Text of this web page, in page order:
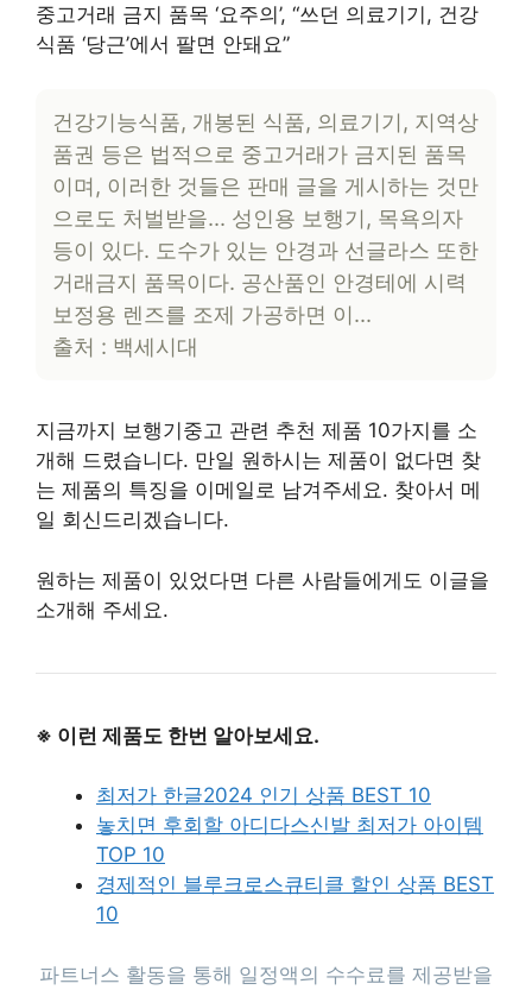
중고거래 금지 품목 ‘요주의’, “쓰던 의료기기, 건강
식품 ‘당근’에서 팔면 안돼요”
건강기능식품, 개봉된 식품, 의료기기, 지역상
품권 등은 법적으로 중고거래가 금지된 품목
이며, 이러한 것들은 판매 글을 게시하는 것만
으로도 처벌받을… 성인용 보행기, 목욕의자
등이 있다. 도수가 있는 안경과 선글라스 또한
거래금지 품목이다. 공산품인 안경테에 시력
보정용 렌즈를 조제 가공하면 이…
출처 : 백세시대
지금까지 보행기중고 관련 추천 제품 10가지를 소
개해 드렸습니다. 만일 원하시는 제품이 없다면 찾
는 제품의 특징을 이메일로 남겨주세요. 찾아서 메
일 회신드리겠습니다.
원하는 제품이 있었다면 다른 사람들에게도 이글을
소개해 주세요.
※ 이런 제품도 한번 알아보세요.
최저가 한글2024 인기 상품 BEST 10
놓치면 후회할 아디다스신발 최저가 아이템
TOP 10
경제적인 블루크로스큐티클 할인 상품 BEST
10
파트너스 활동을 통해 일정액의 수수료를 제공받을